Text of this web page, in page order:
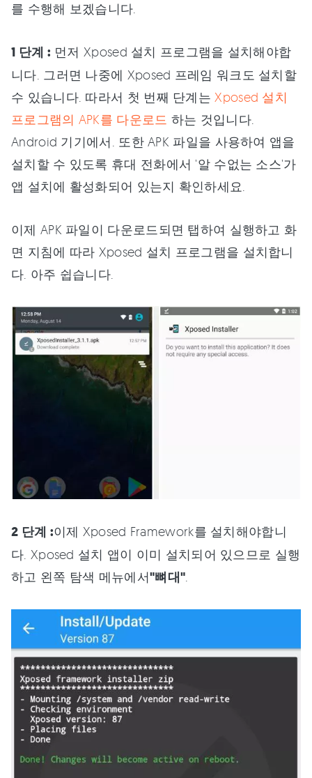
를 수행해 보겠습니다.
1 단계 : 먼저 Xposed 설치 프로그램을 설치해야합
니다. 그러면 나중에 Xposed 프레임 워크도 설치할
수 있습니다. 따라서 첫 번째 단계는 Xposed 설치
프로그램의 APK를 다운로드 하는 것입니다.
Android 기기에서. 또한 APK 파일을 사용하여 앱을
설치할 수 있도록 휴대 전화에서 '알 수없는 소스'가
앱 설치에 활성화되어 있는지 확인하세요.
이제 APK 파일이 다운로드되면 탭하여 실행하고 화
면 지침에 따라 Xposed 설치 프로그램을 설치합니
다. 아주 쉽습니다.
2 단계 :이제 Xposed Framework를 설치해야합니
다. Xposed 설치 앱이 이미 설치되어 있으므로 실행
하고 왼쪽 탐색 메뉴에서"뼈대"